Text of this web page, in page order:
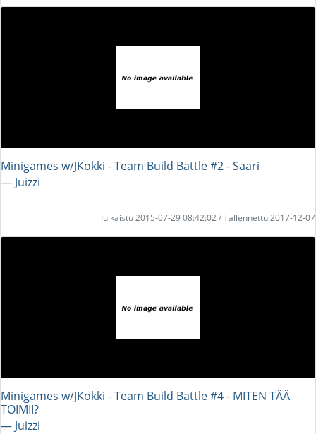
Minigames w/JKokki - Team Build Battle #2 - Saari
― Juizzi
Julkaistu 2015-07-29 08:42:02 / Tallennettu 2017-12-07
Minigames w/JKokki - Team Build Battle #4 - MITEN TÄÄ
TOIMII?
― Juizzi